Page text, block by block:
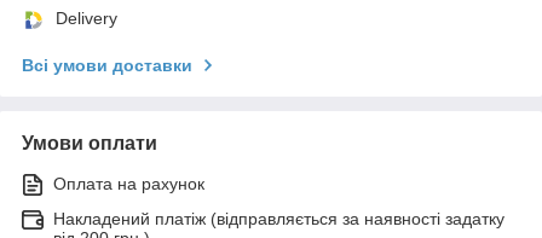
Delivery
Всі умови доставки
Умови оплати
Оплата на рахунок
Накладений платіж (відправляється за наявності задатку